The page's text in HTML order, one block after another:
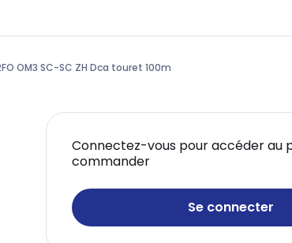
OM3 SC-SC ZH Dca touret 100m
Connectez-vous pour accéder au
commander
Se connecter